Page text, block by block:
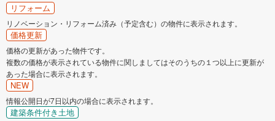
リフォーム
リノベーション・リフォーム済み（予定含む）の物件に表示されます。
価格更新
価格の更新があった物件です。
複数の価格が表示されている物件に関しましてはそのうちの１つ以上に更新が
あった場合に表示されます。
NEW
情報公開日が7日以内の場合に表示されます。
建築条件付き土地